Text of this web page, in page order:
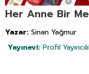
Her Anne Bir
Yazar: Sinan Yağmur
Yayınevi: Profil